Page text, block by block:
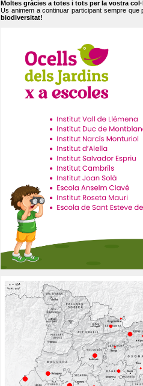
Moltes gràcies a totes i tots per la vostra
Us animem a continuar participant sempre que
biodiversitat!